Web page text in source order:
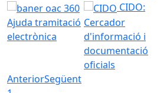
Ajuda tramitació
electrònica
CIDO:
Cercador
d'informació i
documentació
oficials
AnteriorSegüent